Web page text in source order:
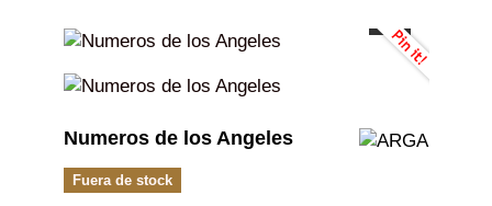
Numeros de los Angeles
Fuera de stock